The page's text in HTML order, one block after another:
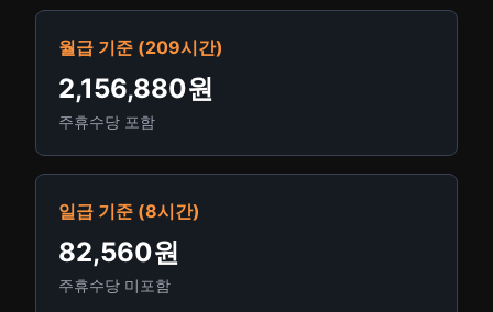
월급 기준 (209시간)
2,156,880원
주휴수당 포함
일급 기준 (8시간)
82,560원
주휴수당 미포함